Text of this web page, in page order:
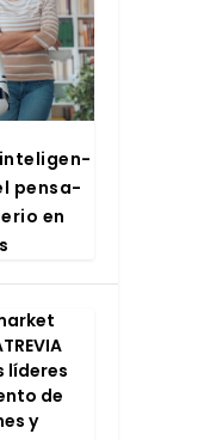
inte­li­gen­
pen­sa­
en
líde­res
de
y